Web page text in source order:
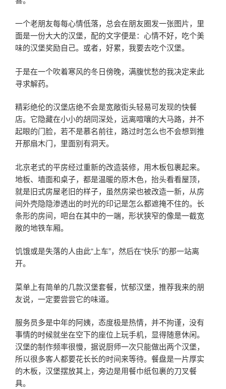
一个老朋友每每心情低落，总会在朋友圈发一张图片，里
面是一份大大的汉堡，配的文字便是：心情不好，吃个美
味的汉堡奖励自己。或者，好累，我要去吃个汉堡。
于是在一个吹着寒风的冬日傍晚，满腹忧愁的我决定来此
寻求解药。
精彩绝伦的汉堡店绝不会是宽敞街头轻易可发现的快餐
店。它隐藏在小小的胡同深处，远离喧嚷的大马路，并不
起眼的门脸，若不是慕名前往，路过时怎么也不会想到推
开那扇木门，里面别有洞天。
北京老式的平房经过重新的改造装修，用木板包裹起来。
地板、墙面和桌子，都是温暖的原木色，抬头看看屋顶，
就是旧式房屋老旧的样子，虽然房梁也被改造一新，从房
间外壳隐隐渗透出的时光的印记是怎么都遮掩不住的。长
条形的房间，吧台在其中的一端，形状狭窄的像是一截宽
敞的地铁车厢。
饥饿或是失落的人由此“上车”，然后在“快乐”的那一站离
开。
菜单上有简单的几款汉堡套餐，忧郁汉堡，推荐我来的朋
友说，一定要尝尝它的味道。
服务员多是中年的阿姨，态度极是热情，并不拘谨，没有
事情的时候就坐在空下的座位上玩手机，显得随意休闲。
汉堡的制作频率很慢，据说厨师一次只能做出两个汉堡，
所以很多客人都要花长长的时间来等待。餐盘是一片厚实
的木板，汉堡摆放其上，旁边是用餐巾纸包裹的刀叉餐
具。